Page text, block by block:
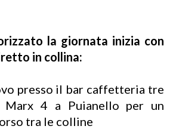
la giornata inizia con
in collina:
presso il bar caffetteria tre
Marx 4 a Puianello per un
tra le colline